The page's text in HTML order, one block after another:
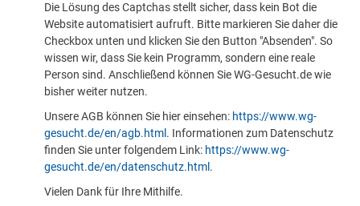
Die Lösung des Captchas stellt sicher, dass kein Bot die
Website automatisiert aufruft. Bitte markieren Sie daher die
Checkbox unten und klicken Sie den Button "Absenden". So
wissen wir, dass Sie kein Programm, sondern eine reale
Person sind. Anschließend können Sie WG-Gesucht.de wie
bisher weiter nutzen.
Unsere AGB können Sie hier einsehen: https://www.wg-
gesucht.de/en/agb.html . Informationen zum Datenschutz
finden Sie unter folgendem Link: https://www.wg-
gesucht.de/en/datenschutz.html .
Vielen Dank für Ihre Mithilfe.